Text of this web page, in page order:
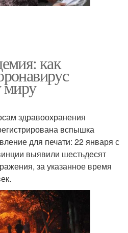
как
миру
здравоохранения
вспышка
для печати: 22 января с
выявили шестьдесят
за указанное время